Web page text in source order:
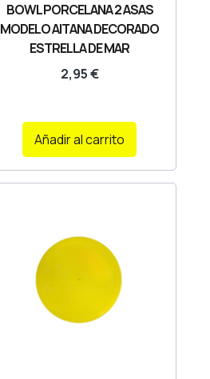
BOWL PORCELANA 2 ASAS
MODELO AITANA DECORADO
ESTRELLA DE MAR
2,95€
Añadir al carrito